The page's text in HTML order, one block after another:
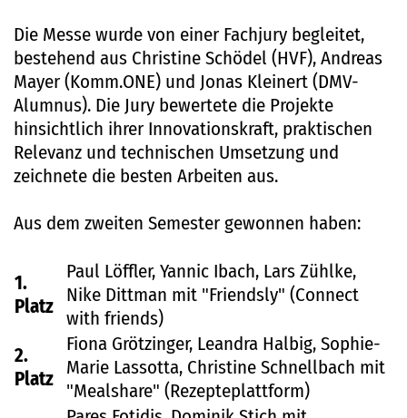
Die Messe wurde von einer Fachjury begleitet,
bestehend aus Christine Schödel (HVF), Andreas
Mayer (Komm.ONE) und Jonas Kleinert (DMV-
Alumnus). Die Jury bewertete die Projekte
hinsichtlich ihrer Innovationskraft, praktischen
Relevanz und technischen Umsetzung und
zeichnete die besten Arbeiten aus.
Aus dem zweiten Semester gewonnen haben:
1.
Platz
Paul Löffler, Yannic Ibach, Lars Zühlke,
Nike Dittman mit "Friendsly" (Connect
with friends)
2.
Platz
Fiona Grötzinger, Leandra Halbig, Sophie-
Marie Lassotta, Christine Schnellbach mit
"Mealshare" (Rezepteplattform)